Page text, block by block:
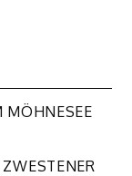
MÖHNESEE